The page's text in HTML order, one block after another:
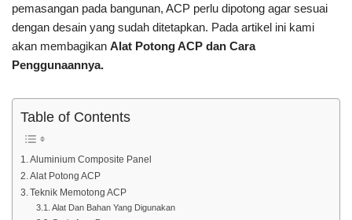
pemasangan pada bangunan, ACP perlu dipotong agar sesuai
dengan desain yang sudah ditetapkan. Pada artikel ini kami
akan membagikan Alat Potong ACP dan Cara
Penggunaannya.
Table of Contents
Aluminium Composite Panel
Alat Potong ACP
Teknik Memotong ACP
Alat Dan Bahan Yang Digunakan